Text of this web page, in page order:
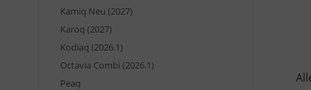
Kamiq Neu (2027)
Karoq (2027)
Kodiaq (2026.1)
Octavia Combi (2026.1)
Peaq